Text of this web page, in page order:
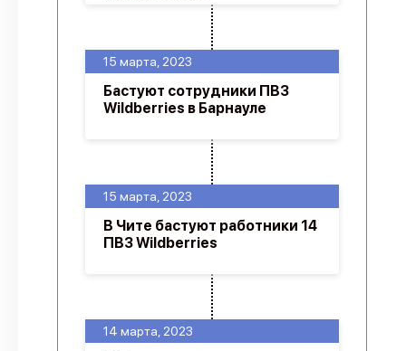
14 марта, 2023
15 марта, 2023
В Чите бастуют работники 14
ПВЗ Wildberries
15 марта, 2023
Бастуют сотрудники ПВЗ
Wildberries в Барнауле